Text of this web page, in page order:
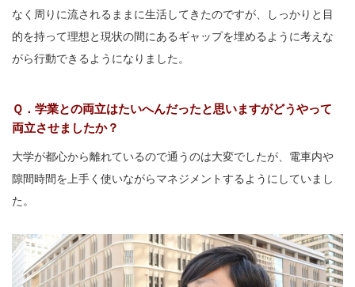
なく周りに流されるままに生活してきたのですが、しっかりと目
的を持って理想と現状の間にあるギャップを埋めるように考えな
がら行動できるようになりました。
Ｑ．学業との両立はたいへんだったと思いますがどうやって
両立させましたか？
大学が都心から離れているので通うのは大変でしたが、電車内や
隙間時間を上手く使いながらマネジメントするようにしていまし
た。